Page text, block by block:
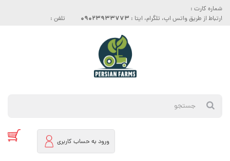
شماره کارت :
ارتباط از طریق واتس اپ، تلگرام، ایتا : 09023933773 تلفن :
ورود به حساب کاربری